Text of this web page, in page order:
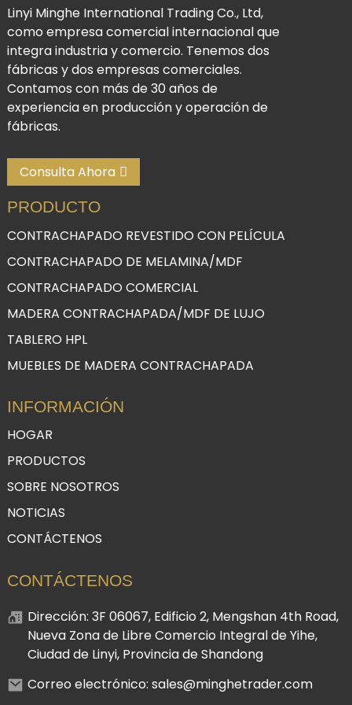
Linyi Minghe International Trading Co., Ltd,
como empresa comercial internacional que
integra industria y comercio. Tenemos dos
fábricas y dos empresas comerciales.
Contamos con más de 30 años de
experiencia en producción y operación de
fábricas.
Consulta Ahora
PRODUCTO
CONTRACHAPADO REVESTIDO CON PELÍCULA
CONTRACHAPADO DE MELAMINA/MDF
CONTRACHAPADO COMERCIAL
MADERA CONTRACHAPADA/MDF DE LUJO
TABLERO HPL
MUEBLES DE MADERA CONTRACHAPADA
INFORMACIÓN
HOGAR
PRODUCTOS
SOBRE NOSOTROS
NOTICIAS
CONTÁCTENOS
CONTÁCTENOS
Dirección: 3F 06067, Edificio 2, Mengshan 4th Road,
Nueva Zona de Libre Comercio Integral de Yihe,
Ciudad de Linyi, Provincia de Shandong
Correo electrónico: sales@minghetrader.com